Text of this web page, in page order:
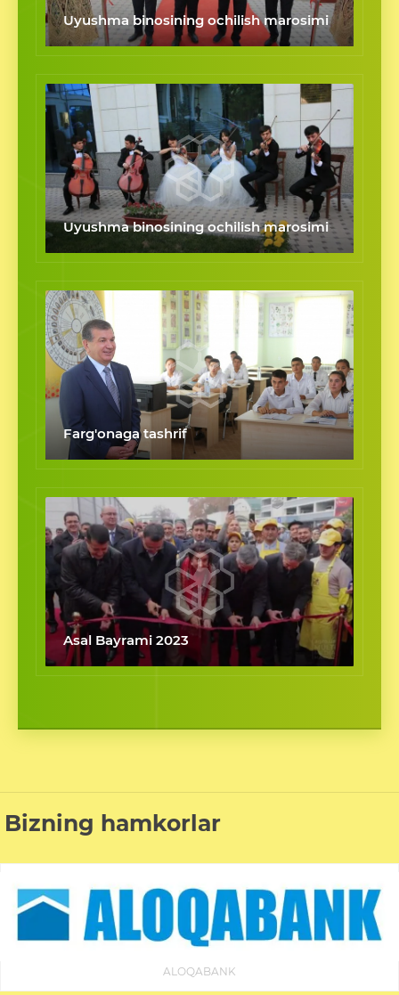
Uyushma binosining ochilish marosimi
Uyushma binosining ochilish marosimi
Farg'onaga tashrif
Asal Bayrami 2023
Bizning hamkorlar
ALOQABANK